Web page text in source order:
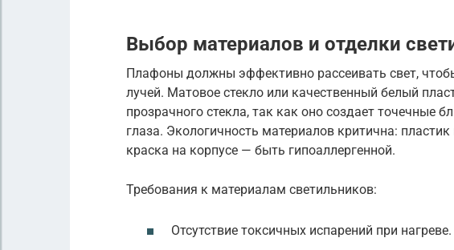
Выбор материалов и отделки
Плафоны должны эффективно рассеивать свет,
лучей. Матовое стекло или качественный белый
прозрачного стекла, так как оно создает точечные
глаза. Экологичность материалов критична:
краска на корпусе — быть гипоаллергенной.
Требования к материалам светильников:
Отсутствие токсичных испарений при нагреве.